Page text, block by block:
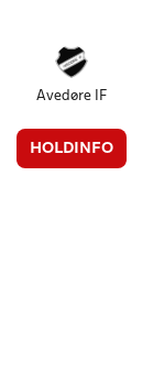
Avedøre IF
HOLDINFO